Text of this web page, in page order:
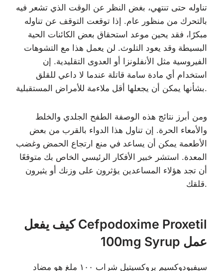
تناوله حتى تنتهي، بغض النظر عن الوقت الذي تشعر فيه
بالتحرك من منظور عام. إذا توقعت التوقف عن تناوله
مبكرًا، فقد يحين موعد استحقاق بعض الكائنات الحية
البسيطة وقد يعود التلوث. لن يعمل هذا مع التشوهات
الفيروسية مثل الأنفلونزا أو العدوى التقليدية. إن
استخدام أي مادة سامة قاتلة عندما لا داعي للقلق
بشأنها يمكن أن يجعلها أقل ملاءمة للأمراض المستقبلية.
ومن أبرز نتائج هذه الوصفة الطفح الجلدي والخلط
والأمعاء الحرة. إن تناول هذا الدواء بالقرب من بعض
الأطعمة يمكن أن يساعد في منع ارتجاع الحمض وغضب
المعدة. استشر خبير الأفكار الرئيسي الخاص بك متوقعًا
أن تجد هؤلاء المساعدين يؤثرون على وزنك أو يثيرون
قلقك.
كيف يفعل Cefpodoxime Proxetil
100mg Syrup عمل
سيفبودوكسيم بروكسيتيل شراب ١٠٠ ملغ هو مضاد